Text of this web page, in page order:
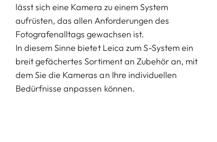
lässt sich eine Kamera zu einem System
aufrüsten, das allen Anforderungen des
Fotografenalltags gewachsen ist.
In diesem Sinne bietet Leica zum S-System ein
breit gefächertes Sortiment an Zubehör an, mit
dem Sie die Kameras an Ihre individuellen
Bedürfnisse anpassen können.